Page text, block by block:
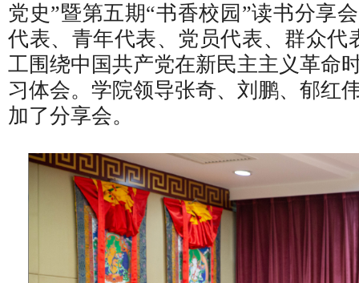
党史”暨第五期“书香校园”读书分享
代表、青年代表、党员代表、群众代
工围绕中国共产党在新民主主义革命
习体会。学院领导张奇、刘鹏、郁红
加了分享会。